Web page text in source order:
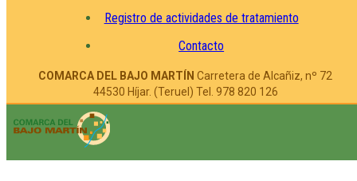
Registro de actividades de tratamiento
Contacto
COMARCA DEL BAJO MARTÍN Carretera de Alcañiz, nº 72
44530 Híjar. (Teruel) Tel. 978 820 126